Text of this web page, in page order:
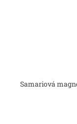
Samariová